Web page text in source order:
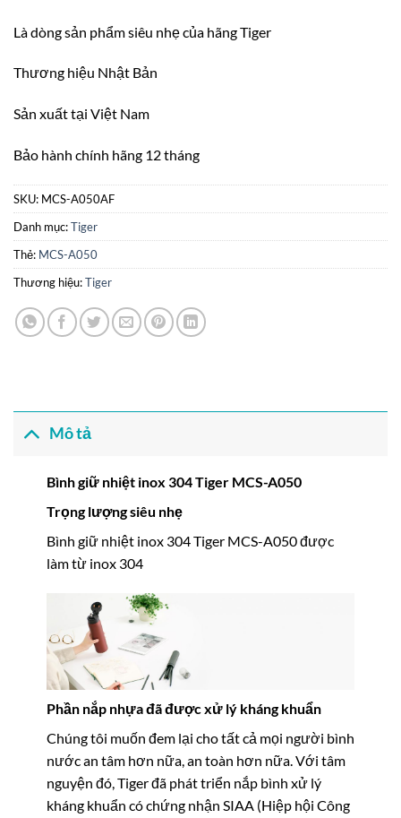
Là dòng sản phẩm siêu nhẹ của hãng Tiger
Thương hiệu Nhật Bản
Sản xuất tại Việt Nam
Bảo hành chính hãng 12 tháng
SKU: MCS-A050AF
Danh mục:Tiger
Thẻ: MCS-A050
Thương hiệu:Tiger
Mô tả
Bình giữ nhiệt inox 304 Tiger MCS-A050
Trọng lượng siêu nhẹ
Bình giữ nhiệt inox 304 Tiger MCS-A050 được
làm từ inox 304
Phần nắp nhựa đã được xử lý kháng khuẩn
Chúng tôi muốn đem lại cho tất cả mọi người bình
nước an tâm hơn nữa, an toàn hơn nữa. Với tâm
nguyện đó, Tiger đã phát triển nắp bình xử lý
kháng khuẩn có chứng nhận SIAA (Hiệp hội Công